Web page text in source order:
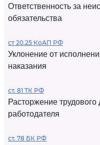
Ответственность за
обязательства
ст 20.25 КоАП РФ
Уклонение от
наказания
ст. 81 ТК РФ
Расторжение
работодателя
ст. 78 БК РФ